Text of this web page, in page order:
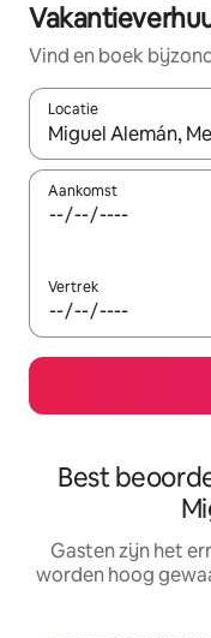
Vind en boek
Locatie
Wanneer er
Aankomst
Vertrek
Best
Gasten zijn het
worden hoog